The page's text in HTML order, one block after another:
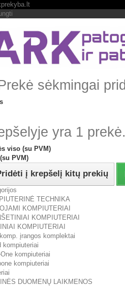
sėkmingai
yra 1 prekė.
viso (su PVM)
PVM)
į krepšelį kitų prekių
TECHNIKA
KOMPIUTERIAI
KOMPIUTERIAI
KOMPIUTERIAI
įrangos komplektai
kompiuteriai
kompiuteriai
kompiuteriai
DUOMENŲ LAIKMENOS